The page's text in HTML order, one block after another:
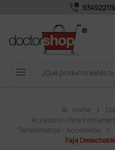
call_quality 934922119
menu
home Home
Accesorios Para
Tensiómetros - Accesorios
Faja